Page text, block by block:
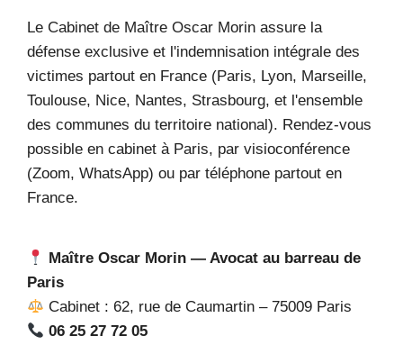
Le Cabinet de Maître Oscar Morin assure la
défense exclusive et l'indemnisation intégrale des
victimes partout en France (Paris, Lyon, Marseille,
Toulouse, Nice, Nantes, Strasbourg, et l'ensemble
des communes du territoire national). Rendez-vous
possible en cabinet à Paris, par visioconférence
(Zoom, WhatsApp) ou par téléphone partout en
France.
Maître Oscar Morin — Avocat au barreau de
Paris
Cabinet : 62, rue de Caumartin – 75009 Paris
06 25 27 72 05